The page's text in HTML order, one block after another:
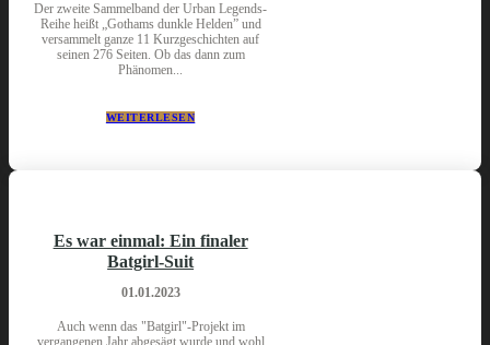
Der zweite Sammelband der Urban Legends-
Reihe heißt „Gothams dunkle Helden” und
versammelt ganze 11 Kurzgeschichten auf
seinen 276 Seiten. Ob das dann zum
Phänomen...
WEITERLESEN
Es war einmal: Ein finaler
Batgirl-Suit
01.01.2023
Auch wenn das "Batgirl"-Projekt im